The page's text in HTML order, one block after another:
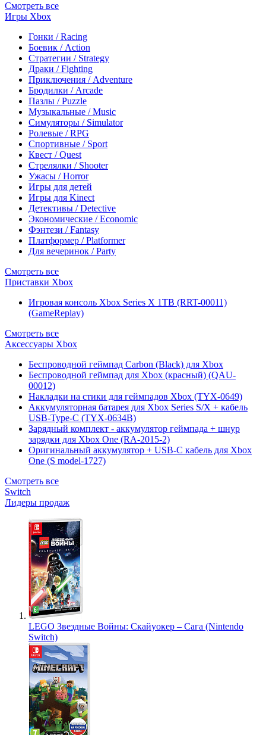
Смотреть все
Игры Xbox
Гонки / Racing
Боевик / Action
Стратегии / Strategy
Драки / Fighting
Приключения / Adventure
Бродилки / Arcade
Пазлы / Puzzle
Музыкальные / Music
Симуляторы / Simulator
Ролевые / RPG
Спортивные / Sport
Квест / Quest
Стрелялки / Shooter
Ужасы / Horror
Игры для детей
Игры для Kinect
Детективы / Detective
Экономические / Economic
Фэнтези / Fantasy
Платформер / Platformer
Для вечеринок / Party
Смотреть все
Приставки Xbox
Игровая консоль Xbox Series X 1TB (RRT-00011)
(GameReplay)
Смотреть все
Аксессуары Xbox
Беспроводной геймпад Carbon (Black) для Xbox
Беспроводной геймпад для Xbox (красный) (QAU-
00012)
Накладки на стики для геймпадов Xbox (TYX-0649)
Аккумуляторная батарея для Xbox Series S/X + кабель
USB-Type-C (TYX-0634B)
Зарядный комплект - аккумулятор геймпада + шнур
зарядки для Xbox One (RA-2015-2)
Оригинальный аккумулятор + USB-C кабель для Xbox
One (S model-1727)
Смотреть все
Switch
Лидеры продаж
LEGO Звездные Войны: Скайуокер – Сага (Nintendo
Switch)